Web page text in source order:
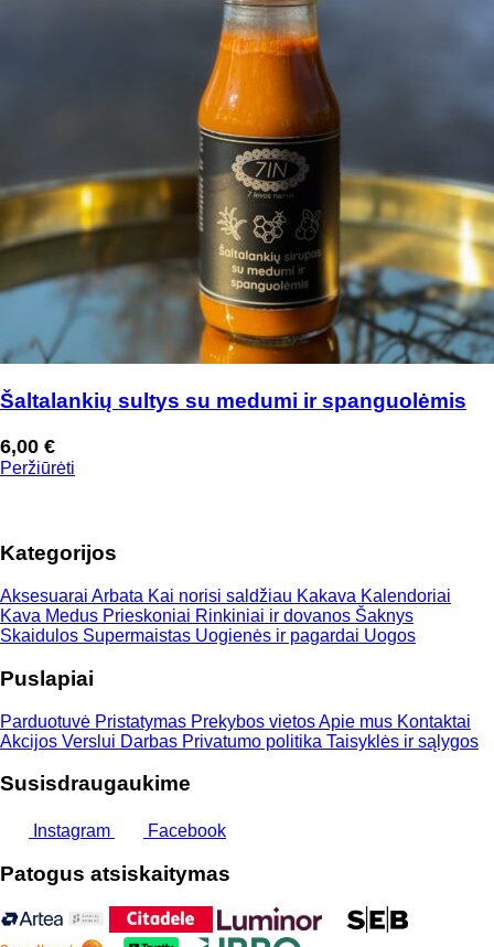
Šaltalankių sultys su medumi ir spanguolėmis
6,00 €
Peržiūrėti
Kategorijos
Aksesuarai Arbata Kai norisi saldžiau Kakava Kalendoriai
Kava Medus Prieskoniai Rinkiniai ir dovanos Šaknys
Skaidulos Supermaistas Uogienės ir pagardai Uogos
Puslapiai
Parduotuvė Pristatymas Prekybos vietosApie mus Kontaktai
Akcijos Verslui Darbas Privatumo politika Taisyklės ir sąlygos
Susisdraugaukime
Instagram Facebook
Patogus atsiskaitymas